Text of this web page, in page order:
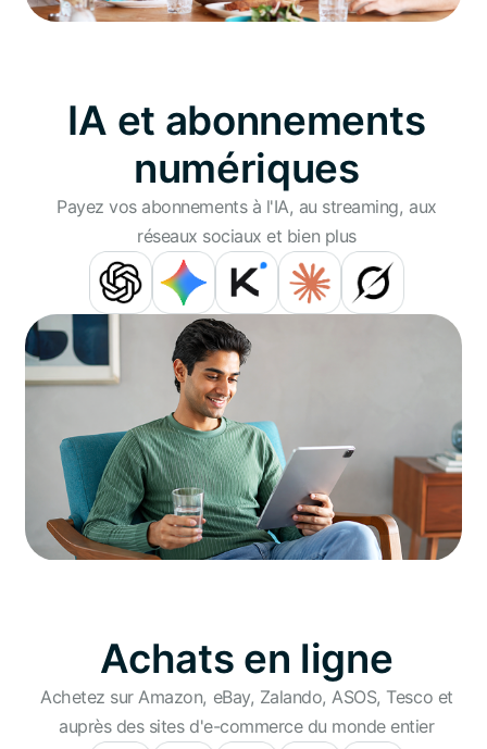
IA et abonnements
numériques
Payez vos abonnements à l'IA, au streaming, aux
réseaux sociaux et bien plus
Achats en ligne
Achetez sur Amazon, eBay, Zalando, ASOS, Tesco et
auprès des sites d'e-commerce du monde entier